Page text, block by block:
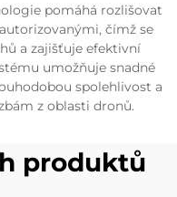
pomáhá rozlišovat
čímž se
a zajišťuje efektivní
umožňuje snadné
spolehlivost a
z oblasti dronů.
produktů